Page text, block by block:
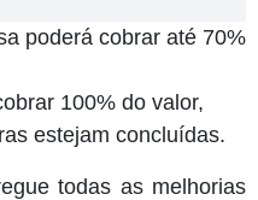
poderá cobrar até 70%
100% do valor,
estejam concluídas.
todas as melhorias